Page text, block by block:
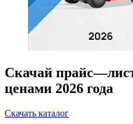
Скачай
ценами 2026 года
Скачать каталог